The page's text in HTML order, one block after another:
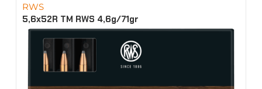
RWS
5,6x52R TM RWS 4,6g/71gr